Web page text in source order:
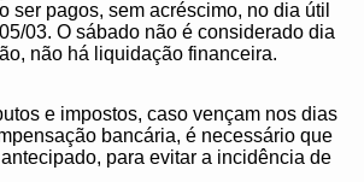
ser pagos, sem acréscimo, no dia útil
03. O sábado não é considerado dia
não há liquidação financeira.
e impostos, caso vençam nos dias
bancária, é necessário que
para evitar a incidência de